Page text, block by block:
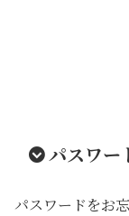
パスワー
パスワードをお